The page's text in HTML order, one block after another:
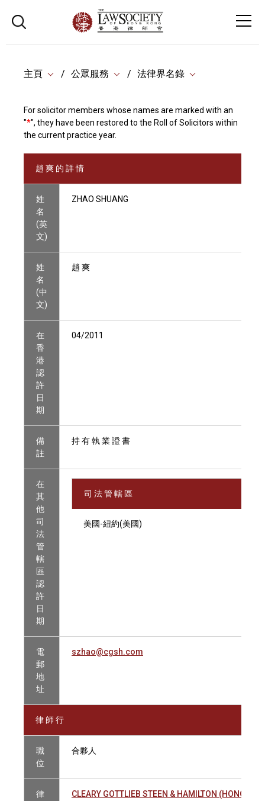
主頁 公眾服務 法律界名錄
For solicitor members whose names are marked with an
"*", they have been restored to the Roll of Solicitors within
the current practice year.
趙 爽 的 詳 情
姓
名
(英
文)
ZHAO SHUANG
姓
名
(中
文)
趙 爽
在
香
港
認
許
日
期
04/2011
備
註
持 有 執 業 證 書
在
其
他
司
法
管
轄
區
認
許
日
期
司 法 管 轄 區
美國-紐約(美國)
電
郵
地
址
szhao@cgsh.com
律 師 行
職
位
合夥人
律
CLEARY GOTTLIEB STEEN & HAMILTON (HONG